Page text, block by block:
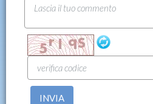
INVIA